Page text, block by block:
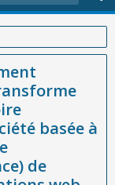
transforme
(société basée
/ agence) de
et d'outil debasée à
de